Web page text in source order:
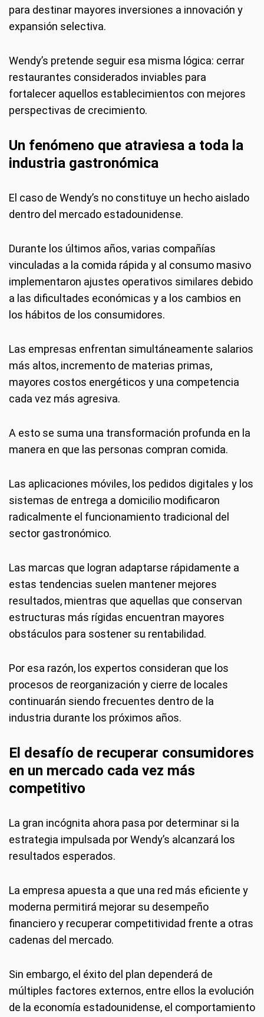
para destinar mayores inversiones a innovación y
expansión selectiva.
Wendy’s pretende seguir esa misma lógica: cerrar
restaurantes considerados inviables para
fortalecer aquellos establecimientos con mejores
perspectivas de crecimiento.
Un fenómeno que atraviesa a toda la
industria gastronómica
El caso de Wendy’s no constituye un hecho aislado
dentro del mercado estadounidense.
Durante los últimos años, varias compañías
vinculadas a la comida rápida y al consumo masivo
implementaron ajustes operativos similares debido
a las dificultades económicas y a los cambios en
los hábitos de los consumidores.
Las empresas enfrentan simultáneamente salarios
más altos, incremento de materias primas,
mayores costos energéticos y una competencia
cada vez más agresiva.
A esto se suma una transformación profunda en la
manera en que las personas compran comida.
Las aplicaciones móviles, los pedidos digitales y los
sistemas de entrega a domicilio modificaron
radicalmente el funcionamiento tradicional del
sector gastronómico.
Las marcas que logran adaptarse rápidamente a
estas tendencias suelen mantener mejores
resultados, mientras que aquellas que conservan
estructuras más rígidas encuentran mayores
obstáculos para sostener su rentabilidad.
Por esa razón, los expertos consideran que los
procesos de reorganización y cierre de locales
continuarán siendo frecuentes dentro de la
industria durante los próximos años.
El desafío de recuperar consumidores
en un mercado cada vez más
competitivo
La gran incógnita ahora pasa por determinar si la
estrategia impulsada por Wendy’s alcanzará los
resultados esperados.
La empresa apuesta a que una red más eficiente y
moderna permitirá mejorar su desempeño
financiero y recuperar competitividad frente a otras
cadenas del mercado.
Sin embargo, el éxito del plan dependerá de
múltiples factores externos, entre ellos la evolución
de la economía estadounidense, el comportamiento